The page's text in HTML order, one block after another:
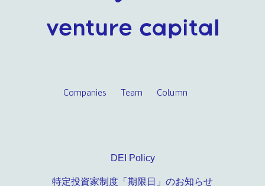
Companies Team Column
DEI Policy
特定投資家制度「期限日」のお知らせ